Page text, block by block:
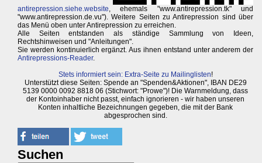
antirepression.siehe.website, ehemals "www.antirepression.tk" und
"www.antirepression.de.vu"). Weitere Seiten zu Antirepression sind über
das Menü oben unter Antirepression zu erreichen.
Alle Seiten entstanden als ständige Sammlung von Ideen,
Rechtshinweisen und "Anleitungen".
Sie werden kontinuierlich ergänzt. Aus ihnen entstand unter anderem der
Antirepressions-Reader.
Stets informiert sein: Extra-Seite zu Mailinglisten!
Unterstützt diese Seiten: Spende an "Spenden&Aktionen", IBAN DE29
5139 0000 0092 8818 06 (Stichwort: "Prowe")! Die Warnmeldung, dass
der Kontoinhaber nicht passt, einfach ignorieren - wir haben unseren
Konten inhaltliche Bezeichnungen gegeben, die mit der Bank
abgesprochen sind.
Suchen